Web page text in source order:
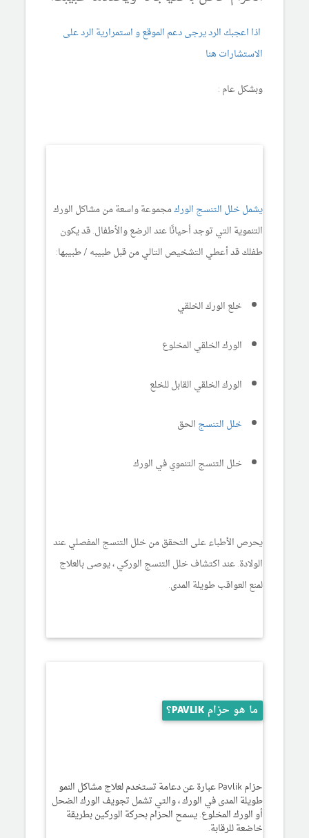
اذا اعجبك الرد يرجى دعم الموقع و استمرارية الرد على
الاستشارات هنا
وبشكل عام :
يشمل خلل التنسج الوركمجموعة واسعة من مشاكل الورك
التنموية التي توجد أحيانًا عند الرضع والأطفال. قد يكون
طفلك قد أعطي التشخيص التالي من قبل طبيبه / طبيبها:
خلع الورك الخلقي
الورك الخلقي المخلوع
الورك الخلقي القابل للخلع
خلل التنسج الحق
خلل التنسج التنموي في الورك
يحرص الأطباء على التحقق من خلل التنسج المفصلي عند
الولادة. عند اكتشاف خلل التنسج الوركي ، يوصى بالعلاج
لمنع العواقب طويلة المدى.
ما هو حزام PAVLIK؟
حزام Pavlik عبارة عن دعامة تستخدم لعلاج مشاكل النمو
طويلة المدى في الورك ، والتي تشمل تجويف الورك الضحل
أو الورك المخلوع. يسمح الحزام بحركة الوركين بطريقة
خاضعة للرقابة.